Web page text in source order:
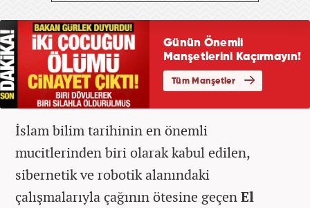
İslam bilim tarihinin en önemli
mucitlerinden biri olarak kabul edilen,
sibernetik ve robotik alanındaki
çalışmalarıyla çağının ötesine geçenEl